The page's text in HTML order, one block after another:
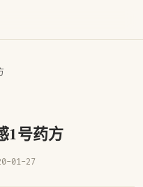
1号药方
01-27